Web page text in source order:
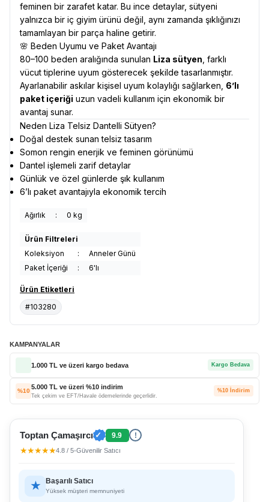
feminen bir zarafet katar. Bu ince detaylar, sütyeni
yalnızca bir iç giyim ürünü değil, aynı zamanda şıklığınızı
tamamlayan bir parça haline getirir.
🌸 Beden Uyumu ve Paket Avantajı
80–100 beden aralığında sunulan Liza sütyen , farklı
vücut tiplerine uyum gösterecek şekilde tasarlanmıştır.
Ayarlanabilir askılar kişisel uyum kolaylığı sağlarken, 6’lı
paket içeriği uzun vadeli kullanım için ekonomik bir
avantaj sunar.
Neden Liza Telsiz Dantelli Sütyen?
Doğal destek sunan telsiz tasarım
Somon rengin enerjik ve feminen görünümü
Dantel işlemeli zarif detaylar
Günlük ve özel günlerde şık kullanım
6’lı paket avantajıyla ekonomik tercih
Ağırlık : 0 kg
Ürün Filtreleri
Koleksiyon
:
Anneler Günü
Paket İçeriği
: 6'lı
Ürün Etiketleri
#103280
KAMPANYALAR
1.000 TL ve üzeri kargo bedava Kargo Bedava
%10
5.000 TL ve üzeri %10 indirim
Tek çekim ve EFT/Havale ödemelerinde geçerlidir.
%10 İndirim
Toptan Çamaşırcı ✓ 9.9 !
★★★★★4.8 / 5•Güvenilir Satıcı
★ Başarılı Satıcı
Yüksek müşteri memnuniyeti